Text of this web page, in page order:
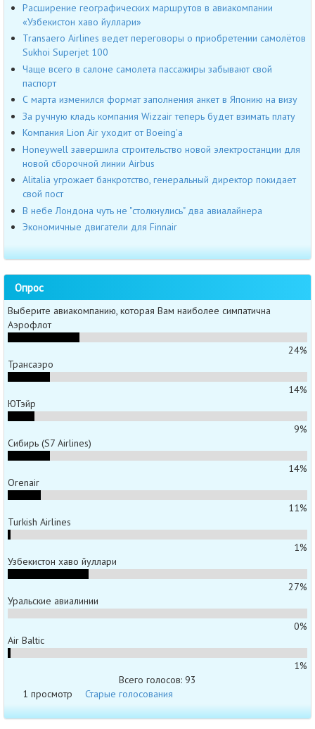
Расширение географических маршрутов в авиакомпании
«Узбекистон хаво йуллари»
Transaero Airlines ведет переговоры о приобретении самолётов
Sukhoi Superjet 100
Чаще всего в салоне самолета пассажиры забывают свой
паспорт
С марта изменился формат заполнения анкет в Японию на визу
За ручную кладь компания Wizzair теперь будет взимать плату
Компания Lion Air уходит от Boeing'а
Honeywell завершила строительство новой электростанции для
новой сборочной линии Airbus
Alitalia угрожает банкротство, генеральный директор покидает
свой пост
В небе Лондона чуть не "столкнулись" два авиалайнера
Экономичные двигатели для Finnair
Опрос
Выберите авиакомпанию, которая Вам наиболее симпатична
Аэрофлот
24%
Трансаэро
14%
ЮТэйр
9%
Сибирь (S7 Airlines)
14%
Orenair
11%
Turkish Airlines
1%
Узбекистон хаво йуллари
27%
Уральские авиалинии
0%
Air Baltic
1%
Всего голосов: 93
1 просмотр
Старые голосования